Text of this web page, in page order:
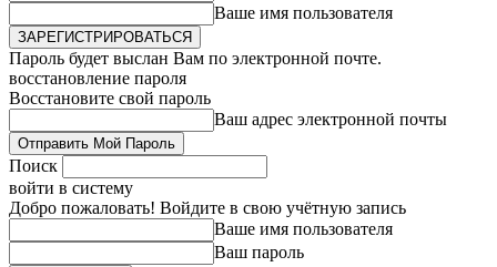
Ваше имя пользователя
Пароль будет выслан Вам по электронной почте.
восстановление пароля
Восстановите свой пароль
Ваш адрес электронной почты
Поиск
войти в систему
Добро пожаловать! Войдите в свою учётную запись
Ваше имя пользователя
Ваш пароль